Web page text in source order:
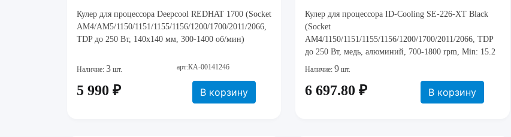
Кулер для процессора Deepcool REDHAT 1700 (Socket
AM4/AM5/1150/1151/1155/1156/1200/1700/2011/2066,
TDP до 250 Вт, 140x140 мм, 300-1400 об/мин)
Наличие: 3 шт. арт:КА-00141246
5 990 ₽ В корзину
Кулер для процессора ID-Cooling SE-226-XT Black
(Socket
AM4/1150/1151/1155/1156/1200/1700/2011/2066, TDP
до 250 Вт, медь, алюминий, 700-1800 rpm, Min: 15.2
dBA, Max: 35.2 dBA, винтовое крепление, 1
Hydro dy
Наличие:9 шт.
6 697.80 ₽ В корзину